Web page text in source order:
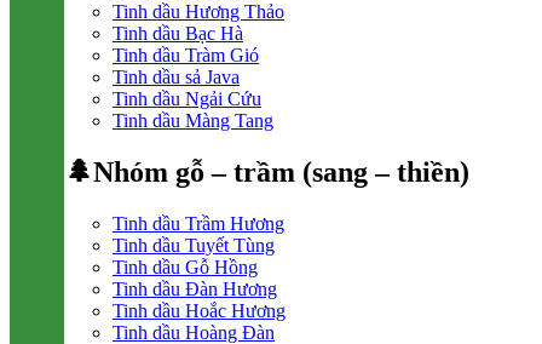
Tinh dầu Hương Thảo
Tinh dầu Bạc Hà
Tinh dầu Tràm Gió
Tinh dầu sả Java
Tinh dầu Ngải Cứu
Tinh dầu Màng Tang
🌲Nhóm gỗ – trầm (sang – thiền)
Tinh dầu Trầm Hương
Tinh dầu Tuyết Tùng
Tinh dầu Gỗ Hồng
Tinh dầu Đàn Hương
Tinh dầu Hoắc Hương
Tinh dầu Hoàng Đàn